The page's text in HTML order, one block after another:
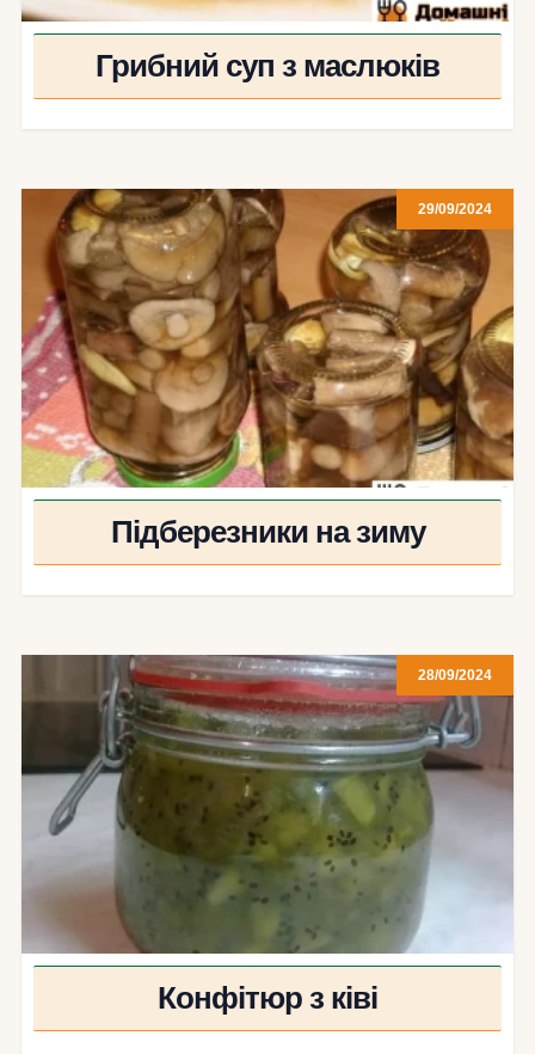
Грибний суп з маслюків
29/09/2024
Підберезники на зиму
28/09/2024
Конфітюр з ківі